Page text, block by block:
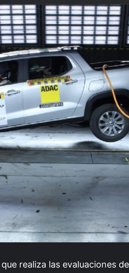
realiza las evaluaciones